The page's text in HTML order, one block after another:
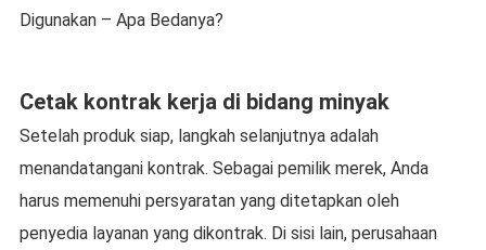
Digunakan – Apa Bedanya?
Cetak kontrak kerja di bidang minyak
Setelah produk siap, langkah selanjutnya adalah
menandatangani kontrak. Sebagai pemilik merek, Anda
harus memenuhi persyaratan yang ditetapkan oleh
penyedia layanan yang dikontrak. Di sisi lain, perusahaan